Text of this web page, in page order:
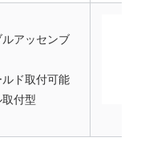
ルアッセンブ
ルド取付可能
取付型